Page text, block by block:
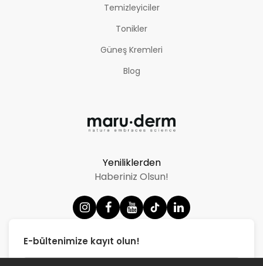
Temizleyiciler
Tonikler
Güneş Kremleri
Blog
Yeniliklerden
Haberiniz Olsun!
E-bültenimize kayıt olun!